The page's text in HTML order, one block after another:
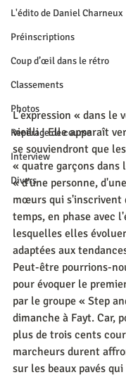
L'édito de Daniel Charneux
Préinscriptions
Coup d’œil dans le rétro
Classements
Photos
Repérage de course
Interview
Divers
L'expression « dans le
vieilli ! Elle apparaît
se souviendront que
« quatre garçons dans
« d'une personne,
mœurs qui s'inscrivent
temps, en phase avec
lesquelles elles
adaptées aux
Peut-être pourrions-
pour évoquer le
par le groupe « Step
dimanche à Fayt. Car,
plus de trois cents
marcheurs durent
sur les beaux pavés